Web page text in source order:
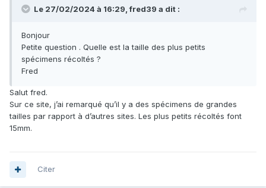
Le 27/02/2024 à 16:29,fred39 a dit :
Bonjour
Petite question . Quelle est la taille des plus petits
spécimens récoltés ?
Fred
Salut fred.
Sur ce site, j’ai remarqué qu’il y a des spécimens de grandes
tailles par rapport à d’autres sites. Les plus petits récoltés font
15mm.
Citer